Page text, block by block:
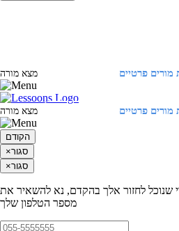
מורים פרטיים מצא מורה
מורים פרטיים מצא מורה
הקודם
×סגור
×סגור
שנוכל לחזור אלך בהקדם, נא להשאיר את
מספר הטלפון שלך